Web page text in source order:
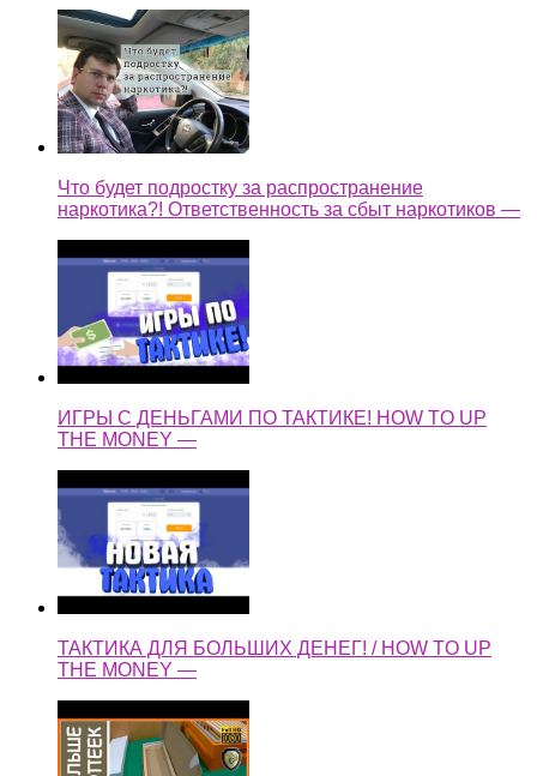
Что будет подростку за распространение
наркотика?! Ответственность за сбыт наркотиков —
ИГРЫ С ДЕНЬГАМИ ПО ТАКТИКЕ! HOW TO UP
THE MONEY —
ТАКТИКА ДЛЯ БОЛЬШИХ ДЕНЕГ! / HOW TO UP
THE MONEY —